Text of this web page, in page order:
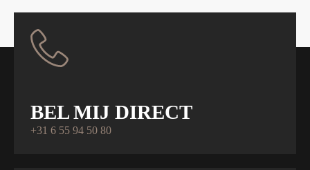
BEL MIJ DIRECT
+31 6 55 94 50 80